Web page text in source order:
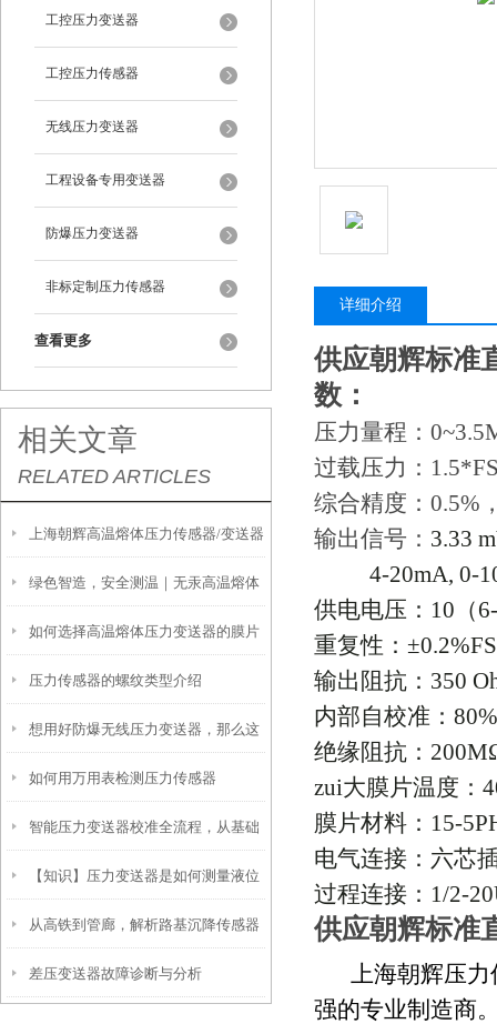
工控压力变送器
工控压力传感器
无线压力变送器
工程设备专用变送器
防爆压力变送器
非标定制压力传感器
查看更多
相关文章
RELATED ARTICLES
上海朝辉高温熔体压力传感器/变送器
安装前注意事项
绿色智造，安全测温｜无汞高温熔体
压力变送器，重塑高温测量新标杆
如何选择高温熔体压力变送器的膜片
压力传感器的螺纹类型介绍
想用好防爆无线压力变送器，那么这
些特点是你必须要掌握的
如何用万用表检测压力传感器
智能压力变送器校准全流程，从基础
操作到精准调优
【知识】压力变送器是如何测量液位
的？
从高铁到管廊，解析路基沉降传感器
的全域应用
差压变送器故障诊断与分析
详细介绍
供应朝辉标准
数：
压力量程：
过载压力：
综合精度：0.5%
输出信号： 3.33
4-20mA, 0-
供电电压： 10 （
重复性：±
输出阻抗： 350
内部自校准：
绝缘阻抗： 200M
zui大膜片温度：
膜片材料： 15-
电气连接：六芯
过程连接： 1/2-
供应朝辉标准
上海朝辉压
强的专业制造商